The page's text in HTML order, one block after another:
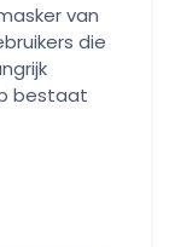
van
die
bestaat